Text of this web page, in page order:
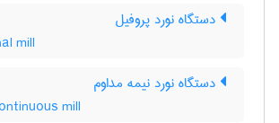
دستگاه نورد پروفیل
mill
دستگاه نورد نیمه مداوم
mill